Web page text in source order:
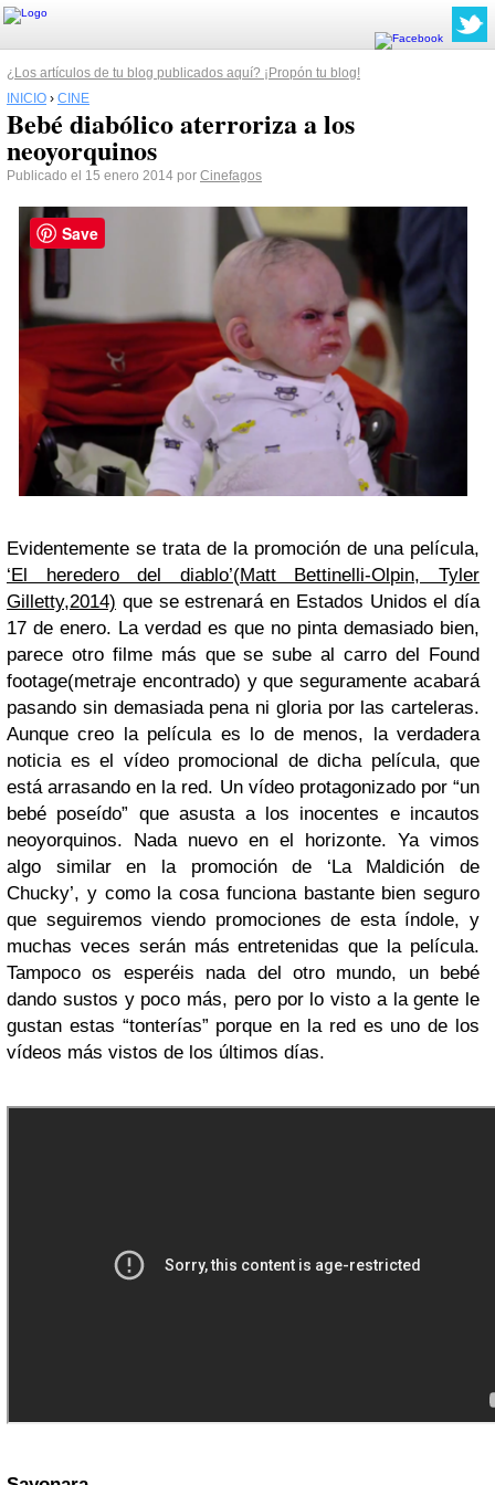
¿Los artículos de tu blog publicados aquí? ¡Propón tu blog!
INICIO › CINE
Bebé diabólico aterroriza a los
neoyorquinos
Publicado el 15 enero 2014 por Cinefagos
Evidentemente se trata de la promoción de una película,
‘El heredero del diablo’(Matt Bettinelli-Olpin, Tyler
Gilletty,2014) que se estrenará en Estados Unidos el día
17 de enero. La verdad es que no pinta demasiado bien,
parece otro filme más que se sube al carro del Found
footage(metraje encontrado) y que seguramente acabará
pasando sin demasiada pena ni gloria por las carteleras.
Aunque creo la película es lo de menos, la verdadera
noticia es el vídeo promocional de dicha película, que
está arrasando en la red. Un vídeo protagonizado por “un
bebé poseído” que asusta a los inocentes e incautos
neoyorquinos. Nada nuevo en el horizonte. Ya vimos
algo similar en la promoción de ‘La Maldición de
Chucky’, y como la cosa funciona bastante bien seguro
que seguiremos viendo promociones de esta índole, y
muchas veces serán más entretenidas que la película.
Tampoco os esperéis nada del otro mundo, un bebé
dando sustos y poco más, pero por lo visto a la gente le
gustan estas “tonterías” porque en la red es uno de los
vídeos más vistos de los últimos días.
Save